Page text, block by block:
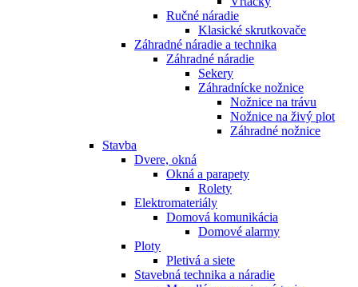
Ručné náradie
Klasické skrutkovače
Záhradné náradie a technika
Záhradné náradie
Sekery
Záhradnícke nožnice
Nožnice na trávu
Nožnice na živý plot
Záhradné nožnice
Stavba
Dvere, okná
Okná a parapety
Rolety
Elektromateriály
Domová komunikácia
Domové alarmy
Ploty
Pletivá a siete
Stavebná technika a náradie